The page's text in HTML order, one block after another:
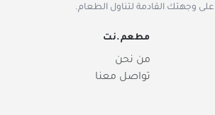
وجهتك القادمة لتناول الطعام.
مطعم.نت
من نحن
تواصل معنا